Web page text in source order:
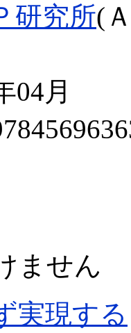
研究所(
04月
ません
実現する